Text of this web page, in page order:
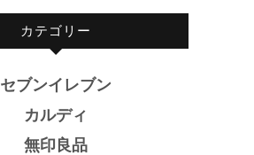
カテゴリー
セブンイレブン
カルディ
無印良品